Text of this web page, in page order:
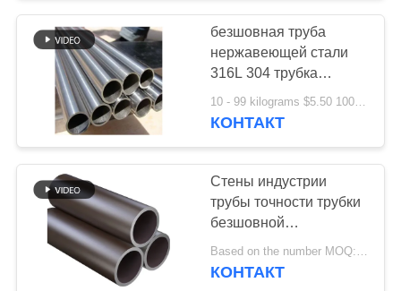
СЛУЧАИ
КАРТА
САЙТА
PRIVACY
POLICY
безшовная труба
нержавеющей стали
316L 304 трубка
нержавеющей стали
трубы аустенитной
КОНТАКТ
Стены индустрии
трубы точности трубки
безшовной
нержавеющей стали
капилляра
Based on the number MOQ:1 PCS
КОНТАКТ